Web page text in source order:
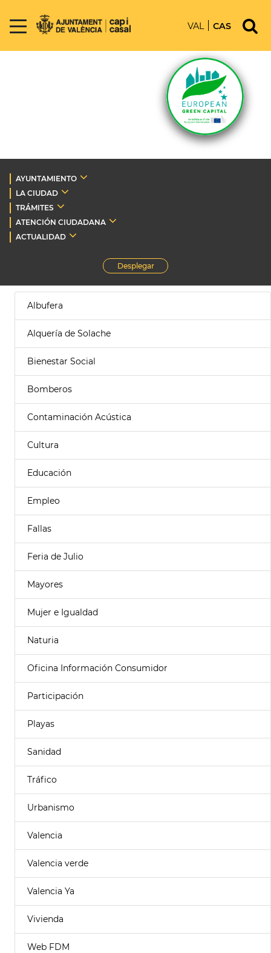
VAL CAS
AYUNTAMIENTO
LA CIUDAD
TRÁMITES
ATENCIÓN CIUDADANA
ACTUALIDAD
Desplegar
Albufera
Alquería de Solache
Bienestar Social
Bomberos
Contaminación Acústica
Cultura
Educación
Empleo
Fallas
Feria de Julio
Mayores
Mujer e Igualdad
Naturia
Oficina Información Consumidor
Participación
Playas
Sanidad
Tráfico
Urbanismo
Valencia
Valencia verde
Valencia Ya
Vivienda
Web FDM